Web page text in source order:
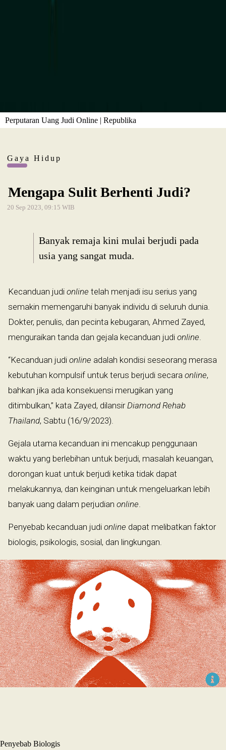
Perputaran Uang Judi Online | Republika
Gaya Hidup
Mengapa Sulit Berhenti Judi?
20 Sep 2023, 09:15 WIB
Banyak remaja kini mulai berjudi pada
usia yang sangat muda.
Kecanduan judi online telah menjadi isu serius yang
semakin memengaruhi banyak individu di seluruh dunia.
Dokter, penulis, dan pecinta kebugaran, Ahmed Zayed,
menguraikan tanda dan gejala kecanduan judi online.
“Kecanduan judi online adalah kondisi seseorang merasa
kebutuhan kompulsif untuk terus berjudi secara online,
bahkan jika ada konsekuensi merugikan yang
ditimbulkan,” kata Zayed, dilansirDiamond Rehab
Thailand, Sabtu (16/9/2023).
Gejala utama kecanduan ini mencakup penggunaan
waktu yang berlebihan untuk berjudi, masalah keuangan,
dorongan kuat untuk berjudi ketika tidak dapat
melakukannya, dan keinginan untuk mengeluarkan lebih
banyak uang dalam perjudian online.
Penyebab kecanduan judi online dapat melibatkan faktor
biologis, psikologis, sosial, dan lingkungan.
Penyebab Biologis